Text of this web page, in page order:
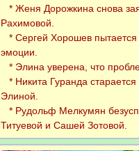
* Женя Дорожкина снова
Рахимовой.
* Сергей Хорошев пытается
эмоции.
* Элина уверена, что
* Никита Гуранда старается
Элиной.
* Рудольф Мелкумян
Титуевой и Сашей Зотовой.